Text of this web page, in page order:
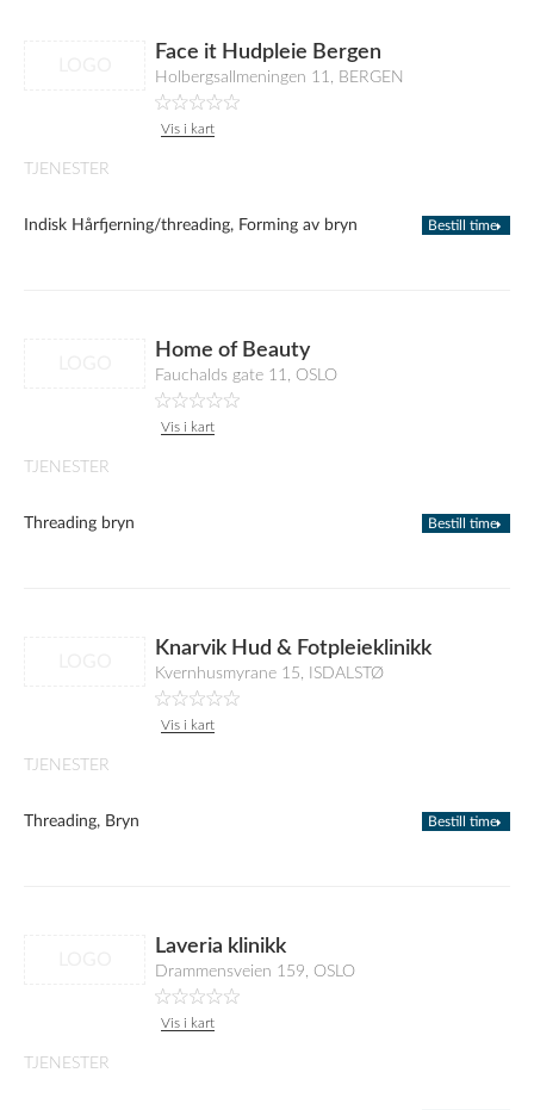
Face it Hudpleie Bergen
Holbergsallmeningen 11, BERGEN
Vis i kart
TJENESTER
Indisk Hårfjerning/threading, Forming av bryn Bestill time
Home of Beauty
Fauchalds gate 11, OSLO
Vis i kart
TJENESTER
Threading bryn Bestill time
Knarvik Hud & Fotpleieklinikk
Kvernhusmyrane 15, ISDALSTØ
Vis i kart
TJENESTER
Threading, Bryn Bestill time
Laveria klinikk
Drammensveien 159, OSLO
Vis i kart
TJENESTER